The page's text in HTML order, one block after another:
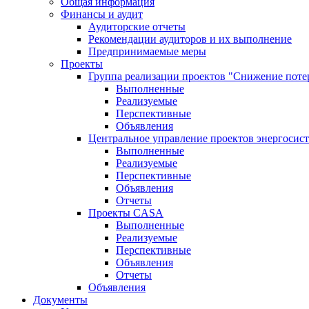
Финансы и аудит
Аудиторские отчеты
Рекомендации аудиторов и их выполнение
Предпринимаемые меры
Проекты
Группа реализации проектов "Снижение
Выполненные
Реализуемые
Перспективные
Объявления
Центральное управление проектов
Выполненные
Реализуемые
Перспективные
Объявления
Отчеты
Проекты CASA
Выполненные
Реализуемые
Перспективные
Объявления
Отчеты
Объявления
Документы